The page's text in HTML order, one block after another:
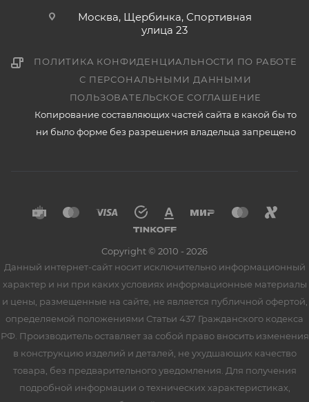
Москва, Щербинка, Спортивная
улица 23
ПОЛИТИКА КОНФИДЕНЦИАЛЬНОСТИ ПО РАБОТЕ
С ПЕРСОНАЛЬНЫМИ ДАННЫМИ
ПОЛЬЗОВАТЕЛЬСКОЕ СОГЛАШЕНИЕ
Копирование составляющих частей сайта в какой бы то
ни было форме без разрешения владельца запрещено
Copyright © 2010 - 2026
Данный интернет-сайт носит исключительно информационный
характер и ни при каких условиях информационные материалы
и цены, размещенные на сайте, не является публичной офертой,
определяемой положениями Статьи 437 Гражданского кодекса
РФ. Производитель оставляет за собой право вносить изменения
в конструкцию изделий и деталей, не ухудшающих качество
товара, без предварительного уведомления. Для получения
подробной информации о технических характеристиках,